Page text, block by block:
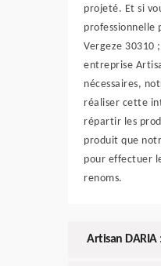
projeté. Et si
professionnelle
Vergeze 30310
entreprise
nécessaires,
réaliser cette
répartir les
produit que
pour effectuer
renoms.
Artisan